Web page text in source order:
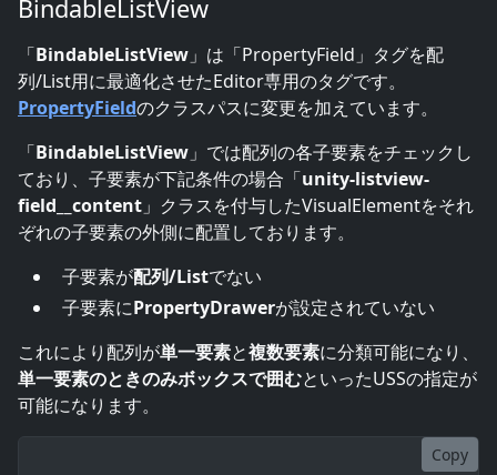
BindableListView
「BindableListView 」は「PropertyField」タグを配
列/List用に最適化させたEditor専用のタグです。
PropertyFieldのクラスパスに変更を加えています。
「BindableListView 」では配列の各子要素をチェックし
ており、子要素が下記条件の場合「unity-listview-
field__content 」クラスを付与したVisualElementをそれ
ぞれの子要素の外側に配置しております。
子要素が配列/Listでない
子要素にPropertyDrawerが設定されていない
これにより配列が単一要素と複数要素に分類可能になり、
単一要素のときのみボックスで囲むといったUSSの指定が
可能になります。
Copy